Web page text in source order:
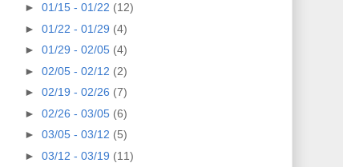
► 01/15 - 01/22 (12)
► 01/22 - 01/29 (4)
► 01/29 - 02/05 (4)
► 02/05 - 02/12 (2)
► 02/19 - 02/26 (7)
► 02/26 - 03/05 (6)
► 03/05 - 03/12 (5)
► 03/12 - 03/19 (11)